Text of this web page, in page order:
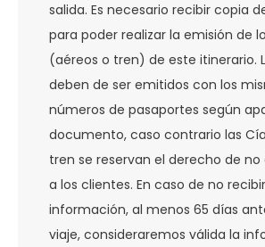
salida. Es necesario recibir copia
para poder realizar la emisión de
(aéreos o tren) de este itinerario.
deben de ser emitidos con los
números de pasaportes según
documento, caso contrario las
tren se reservan el derecho de
a los clientes. En caso de no
información, al menos 65 días
viaje, consideraremos válida la